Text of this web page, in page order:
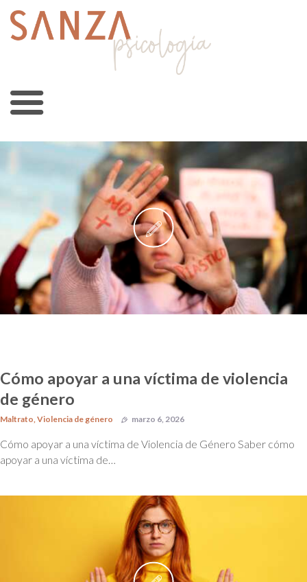
Cómo apoyar a una víctima de violencia
de género
Maltrato Violencia de género marzo 6, 2026
Cómo apoyar a una víctima de Violencia de Género Saber cómo
apoyar a una víctima de…